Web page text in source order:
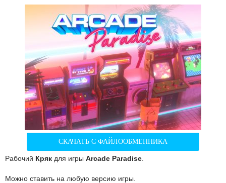
СКАЧАТЬ С ФАЙЛООБМЕННИКА
Рабочий Кряк для игры Arcade Paradise
Можно ставить на любую версию игры.